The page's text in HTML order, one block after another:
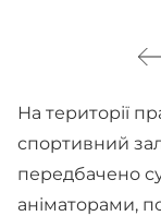
На території
спортивний
передбачено
аніматорами,